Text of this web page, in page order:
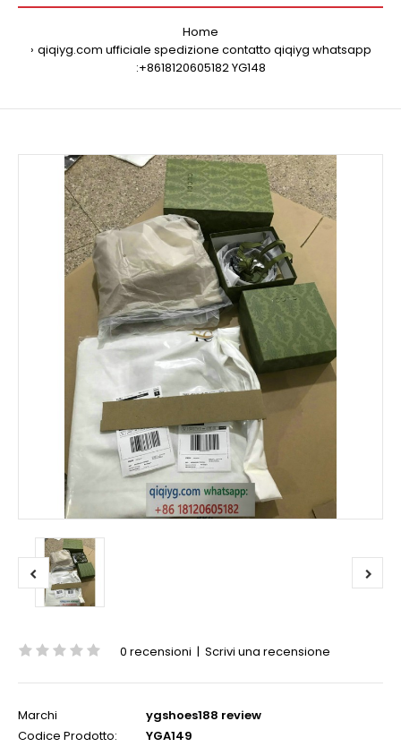
Home
qiqiyg.com ufficiale spedizione contatto qiqiyg whatsapp
:+8618120605182 YG148
0 recensioni | Scrivi una recensione
Marchi
ygshoes188 review
Codice Prodotto:
YGA149